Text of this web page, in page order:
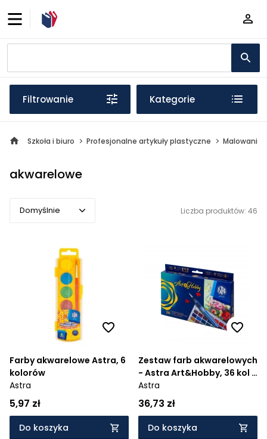
Filtrowanie Kategorie
Szkoła i biuro Profesjonalne artykuły plastyczne Malowanie
akwarelowe
Domyślnie
Popularne
Cena rosnąco
Cena malejąco
Od najnowszych
Od najstarszych
Liczba produktów: 46
Farby akwarelowe Astra, 6
kolorów
Astra
5,97 zł
Do koszyka
Zestaw farb akwarelowych
- Astra Art&Hobby, 36 kol +
pędzelek wodny + paletka
Astra
36,73 zł
Do koszyka